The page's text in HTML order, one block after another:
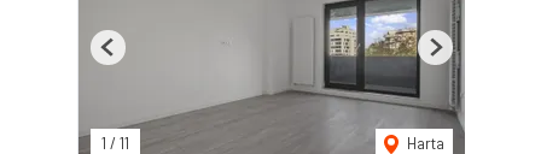
1 / 11 Harta
Previous Next